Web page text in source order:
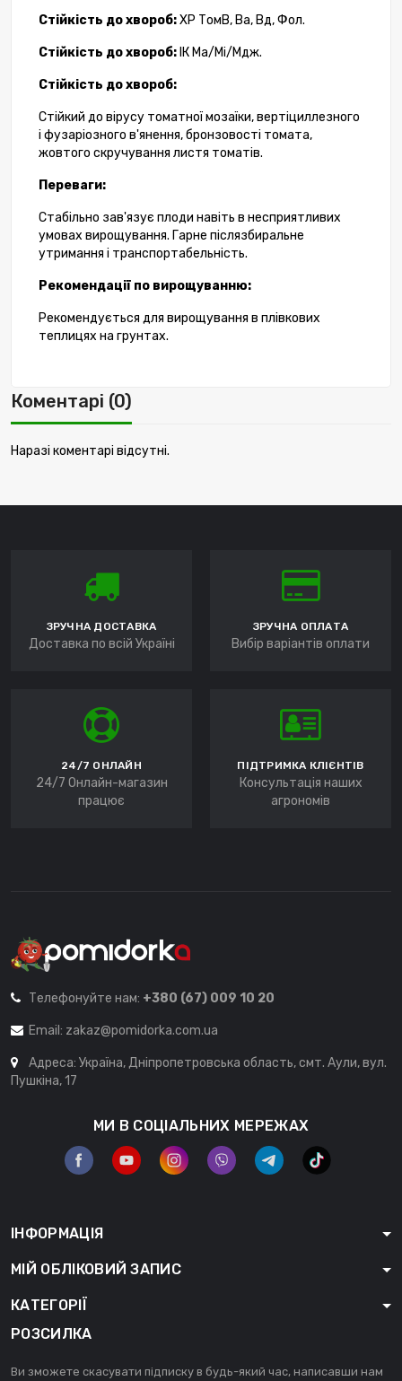
Стійкість до хвороб:ХР ТомВ, Ва, Вд, Фол.
Стійкість до хвороб: ІК Ма/Мі/Мдж.
Стійкість до хвороб:
Стійкий до вірусу томатної мозаїки, вертіциллезного
і фузаріозного в'янення, бронзовості томата,
жовтого скручування листя томатів.
Переваги:
Стабільно зав'язує плоди навіть в несприятливих
умовах вирощування. Гарне післязбиральне
утримання і транспортабельність.
Рекомендації по вирощуванню:
Рекомендується для вирощування в плівкових
теплицях на грунтах.
Коментарі (0)
Наразі коментарі відсутні.
ЗРУЧНА ДОСТАВКА
Доставка по всій Україні
ЗРУЧНА ОПЛАТА
Вибір варіантів оплати
24/7 ОНЛАЙН
24/7 Онлайн-магазин
працює
ПІДТРИМКА КЛІЄНТІВ
Консультація наших
агрономів
Телефонуйте нам: +380 (67) 009 10 20
Email: zakaz@pomidorka.com.ua
Адреса: Україна, Дніпропетровська область, смт. Аули, вул.
Пушкіна, 17
МИ В СОЦІАЛЬНИХ МЕРЕЖАХ
ІНФОРМАЦІЯ
МІЙ ОБЛІКОВИЙ ЗАПИС
КАТЕГОРІЇ
РОЗСИЛКА
Ви зможете скасувати підписку в будь-який час, написавши нам